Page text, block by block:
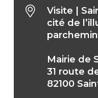
Visite |
cité de
parchemin
Mairie de
31 route
82100